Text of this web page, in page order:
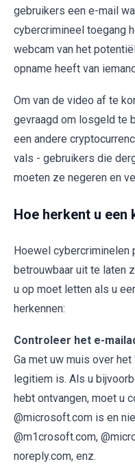
gebruikers een e-mail
cybercrimineel toegang
webcam van het
opname heeft van
Om van de video af te
gevraagd om losgeld te
een andere
vals - gebruikers die
moeten ze negeren en
Hoe herkent u een
Hoewel cybercriminelen
betrouwbaar uit te laten
u op moet letten als u
herkennen:
Controleer het e-
Ga met uw muis over
legitiem is. Als u
hebt ontvangen, moet u
@microsoft.com is en
@m1crosoft.com,
noreply.com, enz.